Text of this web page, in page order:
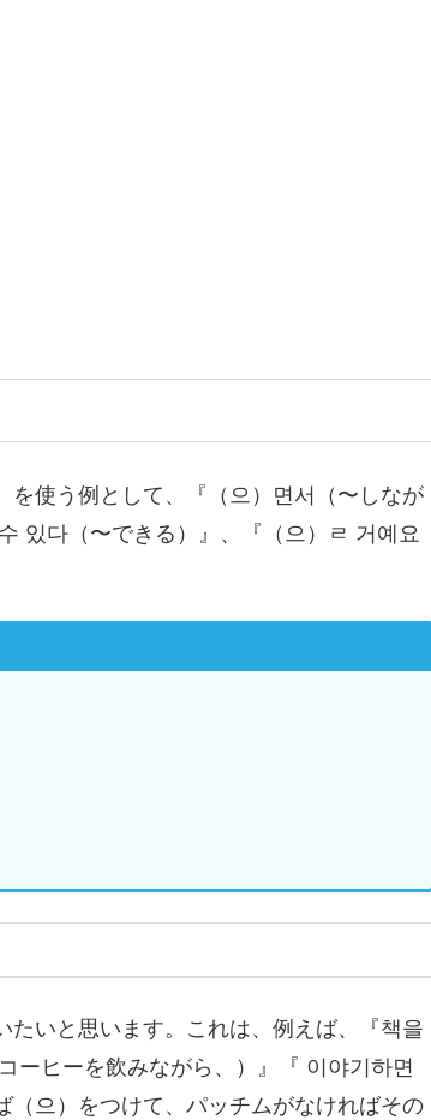
使う例として、『（으）면서（〜しなが
있다（〜できる）』、『（으）ㄹ 거예요
たいと思います。これは、例えば、『책을
ーヒーを飲みながら、）』『 이야기하면
으）をつけて、パッチムがなければその